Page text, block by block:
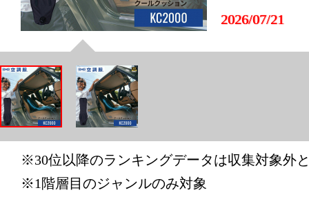
2026/07/21
車用品・
グ：20位
※30位以降のランキングデータは収集対象外
※1階層目のジャンルのみ対象